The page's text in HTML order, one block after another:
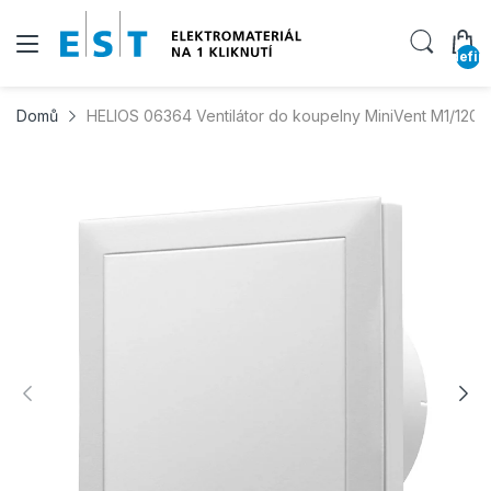
Domů HELIOS 06364 Ventilátor do koupelny MiniVent M1/120